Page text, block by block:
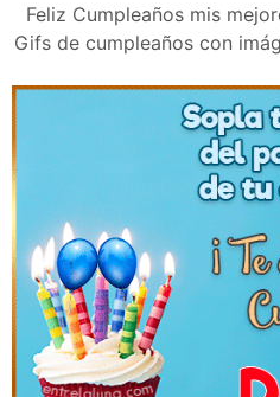
Feliz Cumpleaños mis
Gifs de cumpleaños con